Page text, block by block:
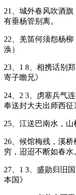
21、城外春风吹酒
有垂杨管别离。
22、羌笛何须怨杨
涣）
23、1 8、相携话别
寄子瞻兄》
24、2 3、虏塞兵气
奉送封大夫出师西征
25、江送巴南水，山
26、候馆梅残，溪
穷，迢迢不断如春水
27、1 3、盛勋归旧
本国》